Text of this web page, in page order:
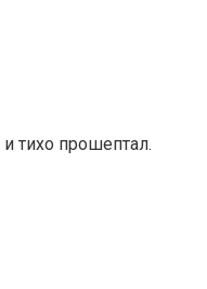
тихо прошептал.